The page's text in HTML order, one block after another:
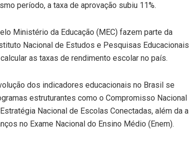
período, a taxa de aprovação subiu 11%.
Ministério da Educação (MEC) fazem parte da
Nacional de Estudos e Pesquisas Educacionais
as taxas de rendimento escolar no país.
dos indicadores educacionais no Brasil se
estruturantes como o Compromisso Nacional
Nacional de Escolas Conectadas, além da a
no Exame Nacional do Ensino Médio (Enem).